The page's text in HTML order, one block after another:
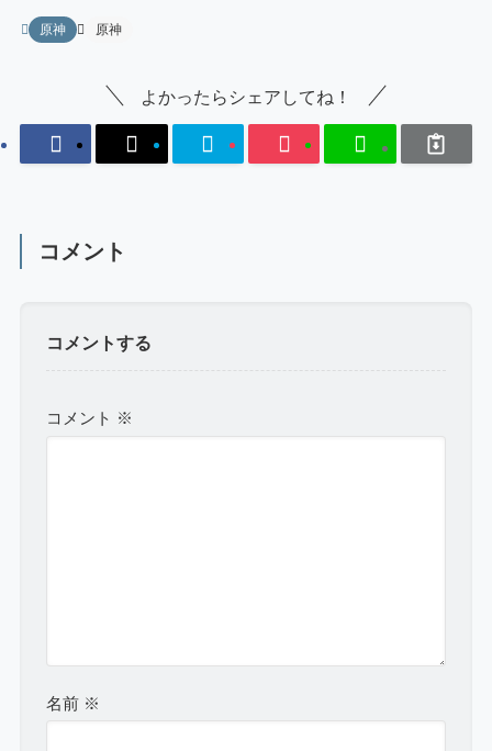
原神 原神
よかったらシェアしてね！
コメント
コメントする
コメント ※
名前 ※